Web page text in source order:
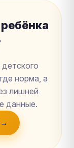
норма, а
лишней
данные.